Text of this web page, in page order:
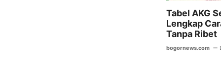
Tabel AKG
Lengkap
Tanpa Ribet
bogornews.com